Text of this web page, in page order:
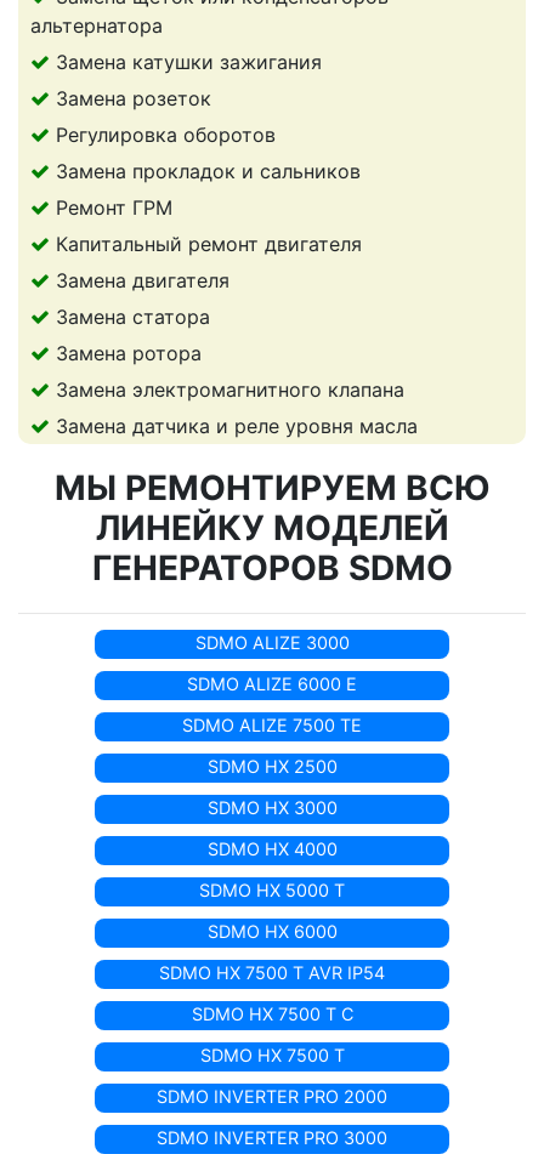
альтернатора
Замена катушки зажигания
Замена розеток
Регулировка оборотов
Замена прокладок и сальников
Ремонт ГРМ
Капитальный ремонт двигателя
Замена двигателя
Замена статора
Замена ротора
Замена электромагнитного клапана
Замена датчика и реле уровня масла
МЫ РЕМОНТИРУЕМ ВСЮ
ЛИНЕЙКУ МОДЕЛЕЙ
ГЕНЕРАТОРОВ SDMO
SDMO ALIZE 3000
SDMO ALIZE 6000 E
SDMO ALIZE 7500 TE
SDMO HX 2500
SDMO HX 3000
SDMO HX 4000
SDMO HX 5000 T
SDMO HX 6000
SDMO HX 7500 T AVR IP54
SDMO HX 7500 T C
SDMO HX 7500 T
SDMO INVERTER PRO 2000
SDMO INVERTER PRO 3000